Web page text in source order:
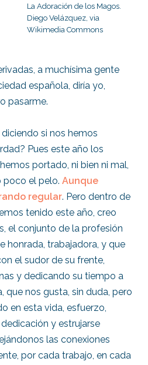
La Adoración de los Magos.
Diego Velázquez, via
Wikimedia Commons
a muchísima gente
española, diría yo,
pasarme.
si nos hemos
Pues este año los
portado, ni bien ni mal,
poco el pelo. Aunque
regular. Pero dentro de
tenido este año, creo
el conjunto de la profesión
honrada, trabajadora, y que
el sudor de su frente,
y dedicando su tiempo a
que nos gusta, sin duda, pero
en esta vida, esfuerzo,
y estrujarse
las conexiones
por cada trabajo, en cada